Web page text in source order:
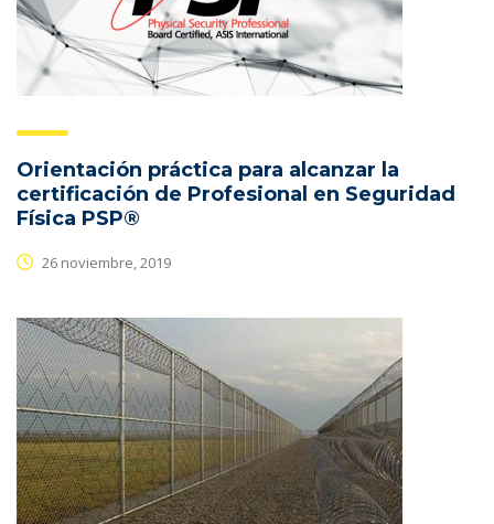
Orientación práctica para alcanzar la
certificación de Profesional en Seguridad
Física PSP®
26 noviembre, 2019